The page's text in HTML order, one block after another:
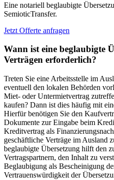
Eine notariell beglaubigte
SemioticTransfer.
Jetzt Offerte anfragen
Wann ist eine beglaubigte
Verträgen erforderlich?
Treten Sie eine Arbeitsstelle im
eventuell den lokalen Behörden
Miet- oder Untermietvertrag
kaufen? Dann ist dies häufig mit
Hierfür benötigen Sie den
Dokumente zur Eingabe beim
Kreditvertrag als
geschäftliche Verträge im Ausland
beglaubigte Übersetzung hilft den
Vertragspartnern, den Inhalt zu
Beglaubigung als Bescheinigung
Vertrauenswürdigkeit der